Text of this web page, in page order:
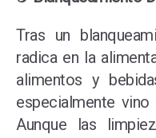
Tras un
radica en la
alimentos y
especialmente
Aunque las